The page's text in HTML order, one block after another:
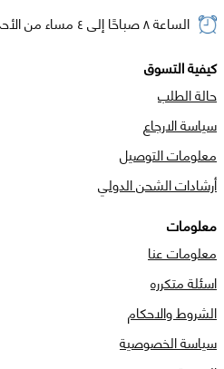
الساعة ٨ صباحًا إلى ٤ مساء من الأحد إلى الخميس
كيفية التسوق
حالة الطلب
سياسة الارجاع
معلومات التوصيل
أرشادات الشحن الدولي
معلومات
معلومات عنا
اسئلة متكرره
الشروط والاحكام
سياسة الخصوصية